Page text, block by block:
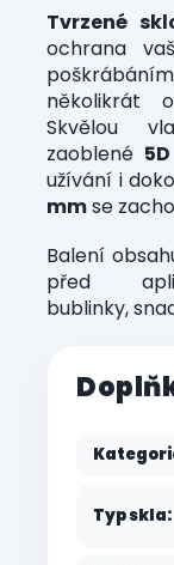
Tvrzené
ochrana
několikrát
Skvělou
zaoblené
užívání i
mmse
Balení
před
bublinky,
Typ skla: